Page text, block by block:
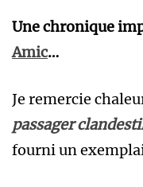
Une chronique
Amic…
Je remercie
passager
fourni un